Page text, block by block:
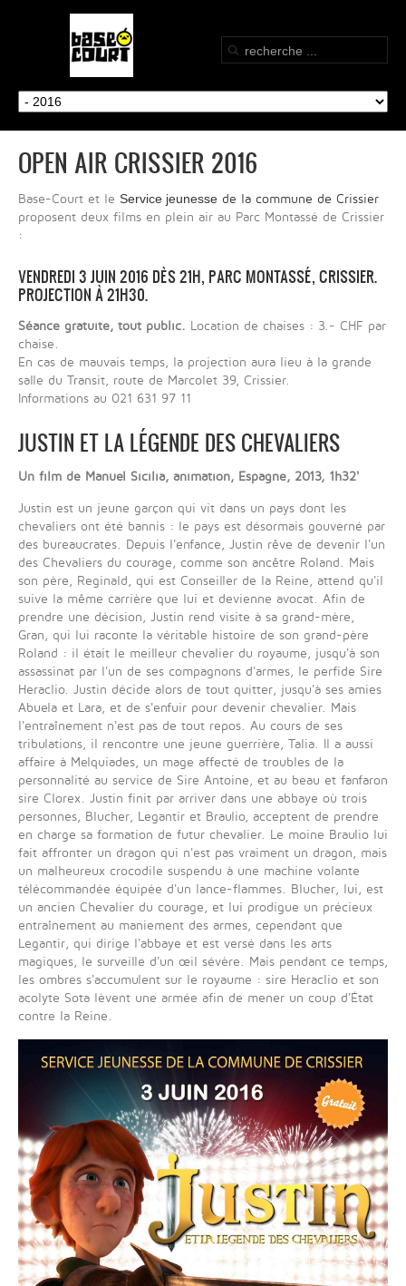
OPEN AIR CRISSIER 2016
Base-Court et le Service jeunesse de la commune de Crissier
proposent deux films en plein air au Parc Montassé de Crissier
:
VENDREDI 3 JUIN 2016 DÈS 21H, PARC MONTASSÉ, CRISSIER.
PROJECTION À 21H30.
Séance gratuite, tout public. Location de chaises : 3.- CHF par
chaise.
En cas de mauvais temps, la projection aura lieu à la grande
salle du Transit, route de Marcolet 39, Crissier.
Informations au 021 631 97 11
JUSTIN ET LA LÉGENDE DES CHEVALIERS
Un film de Manuel Sicilia, animation, Espagne, 2013, 1h32'
Justin est un jeune garçon qui vit dans un pays dont les
chevaliers ont été bannis : le pays est désormais gouverné par
des bureaucrates. Depuis l'enfance, Justin rêve de devenir l'un
des Chevaliers du courage, comme son ancêtre Roland. Mais
son père, Reginald, qui est Conseiller de la Reine, attend qu'il
suive la même carrière que lui et devienne avocat. Afin de
prendre une décision, Justin rend visite à sa grand-mère,
Gran, qui lui raconte la véritable histoire de son grand-père
Roland : il était le meilleur chevalier du royaume, jusqu'à son
assassinat par l'un de ses compagnons d'armes, le perfide Sire
Heraclio. Justin décide alors de tout quitter, jusqu'à ses amies
Abuela et Lara, et de s'enfuir pour devenir chevalier. Mais
l'entraînement n'est pas de tout repos. Au cours de ses
tribulations, il rencontre une jeune guerrière, Talia. Il a aussi
affaire à Melquiades, un mage affecté de troubles de la
personnalité au service de Sire Antoine, et au beau et fanfaron
sire Clorex. Justin finit par arriver dans une abbaye où trois
personnes, Blucher, Legantir et Braulio, acceptent de prendre
en charge sa formation de futur chevalier. Le moine Braulio lui
fait affronter un dragon qui n'est pas vraiment un dragon, mais
un malheureux crocodile suspendu à une machine volante
télécommandée équipée d'un lance-flammes. Blucher, lui, est
un ancien Chevalier du courage, et lui prodigue un précieux
entraînement au maniement des armes, cependant que
Legantir, qui dirige l'abbaye et est versé dans les arts
magiques, le surveille d'un œil sévère. Mais pendant ce temps,
les ombres s'accumulent sur le royaume : sire Heraclio et son
acolyte Sota lèvent une armée afin de mener un coup d'État
contre la Reine.